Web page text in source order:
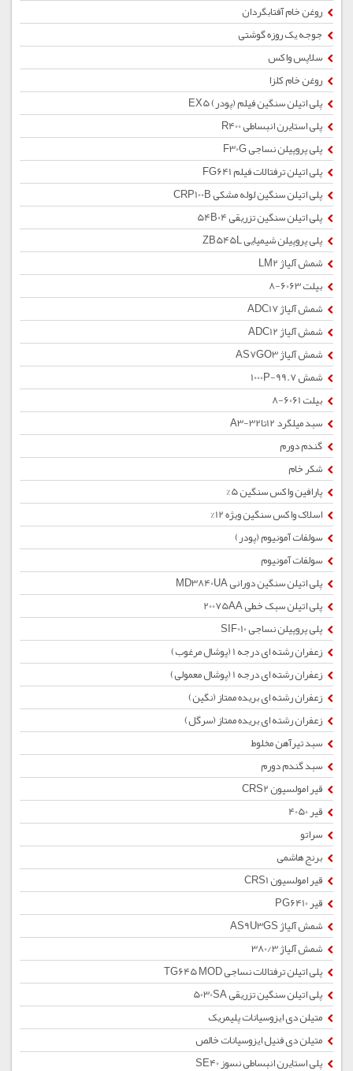
روغن خام آفتابگردان
جوجه یک روزه گوشتی
سلاپس واکس
روغن خام کلزا
پلی اتیلن سنگین فیلم (پودر) EX5
پلی استایرن انبساطی R400
پلی پروپیلن نساجی F30G
پلی اتیلن ترفتالات فیلم FG641
پلی اتیلن سنگین لوله مشکی CRP100B
پلی اتیلن سنگین تزریقی 54B04
پلی پروپیلن شیمیایی ZB545L
شمش آلیاژ LM2
بیلت 6063-8
شمش آلیاژ ADC17
شمش آلیاژ ADC12
شمش آلیاژ AS7GO3
شمش 1000P-99.7
بیلت 6061-8
سبد میلگرد 12تا32-A3
گندم دورم
شکر خام
پارافین واکس سنگین 5%
اسلاک واکس سنگین ویژه 12%
سولفات آمونیوم (پودر)
سولفات آمونیوم
پلی اتیلن سنگین دورانی MD3840UA
پلی اتیلن سبک خطی 20075AA
پلی پروپیلن نساجی SIF010
زعفران رشته ای درجه 1 (پوشال مرغوب)
زعفران رشته ای درجه 1 (پوشال معمولی)
زعفران رشته ای بریده ممتاز (نگین)
زعفران رشته ای بریده ممتاز (سرگل)
سبد تیرآهن مخلوط
سبد گندم دورم
قیر امولسیون CRS2
قیر 4050
سراتو
برنج هاشمی
قیر امولسیون CRS1
قیر PG6410
شمش آلیاژ AS9U3GS
شمش آلیاژ 380/3
پلی اتیلن ترفتالات نساجی TG645 MOD
پلی اتیلن سنگین تزریقی 5030SA
متیلن دی ایزوسیانات پلیمریک
متیلن دی فنیل ایزوسیانات خالص
پلی استایرن انبساطی نسوز SE40